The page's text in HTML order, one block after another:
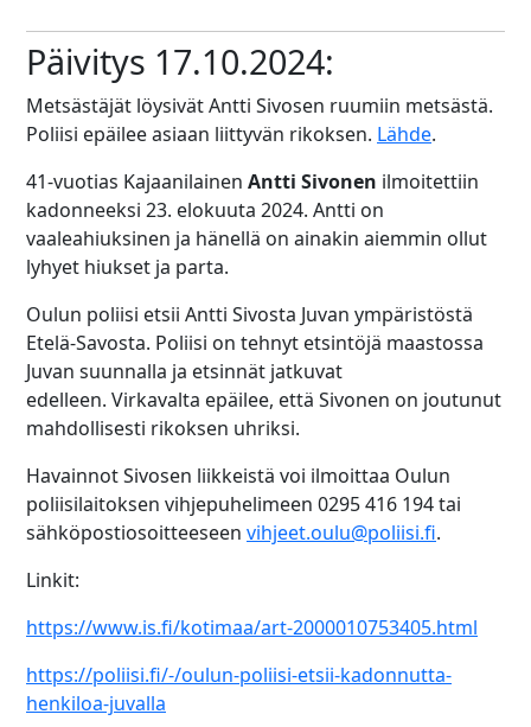
Päivitys 17.10.2024:
Metsästäjät löysivät Antti Sivosen ruumiin metsästä.
Poliisi epäilee asiaan liittyvän rikoksen. Lähde.
41-vuotias Kajaanilainen Antti Sivonen ilmoitettiin
kadonneeksi 23. elokuuta 2024. Antti on
vaaleahiuksinen ja hänellä on ainakin aiemmin ollut
lyhyet hiukset ja parta.
Oulun poliisi etsii Antti Sivosta Juvan ympäristöstä
Etelä-Savosta. Poliisi on tehnyt etsintöjä maastossa
Juvan suunnalla ja etsinnät jatkuvat
edelleen. Virkavalta epäilee, että Sivonen on joutunut
mahdollisesti rikoksen uhriksi.
Havainnot Sivosen liikkeistä voi ilmoittaa Oulun
poliisilaitoksen vihjepuhelimeen 0295 416 194 tai
sähköpostiosoitteeseen vihjeet.oulu@poliisi.fi.
Linkit:
https://www.is.fi/kotimaa/art-2000010753405.html
https://poliisi.fi/-/oulun-poliisi-etsii-kadonnutta-
henkiloa-juvalla